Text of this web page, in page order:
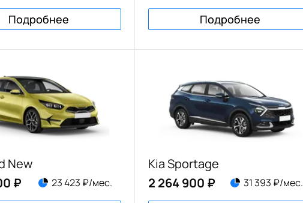
Подробнее Подробнее
New
₽
23 423 ₽/мес.
Kia Sportage
2 264 900 ₽
31 393 ₽/мес.